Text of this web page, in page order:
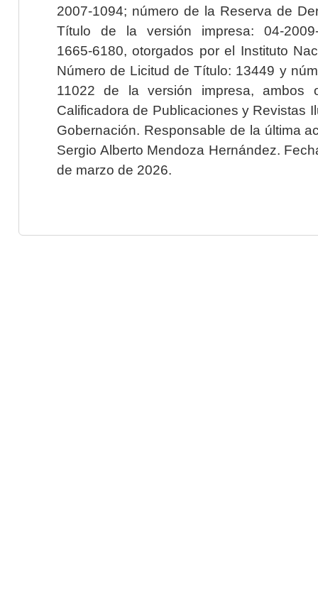
2007-1094; número de la Reserva de
Título de la versión impresa: 04-2009-
1665-6180, otorgados por el Instituto
Número de Licitud de Título: 13449 y
11022 de la versión impresa, ambos
Calificadora de Publicaciones y Revistas
Gobernación. Responsable de la última
Sergio Alberto Mendoza Hernández.
de marzo de 2026.